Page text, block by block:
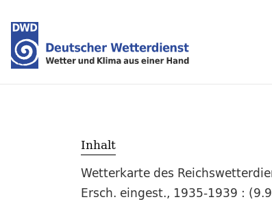
Inhalt
Wetterkarte des
Ersch. eingest., 1935-1939 :